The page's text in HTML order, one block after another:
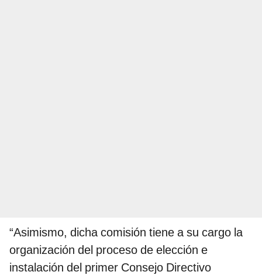
“Asimismo, dicha comisión tiene a su cargo la
organización del proceso de elección e
instalación del primer Consejo Directivo